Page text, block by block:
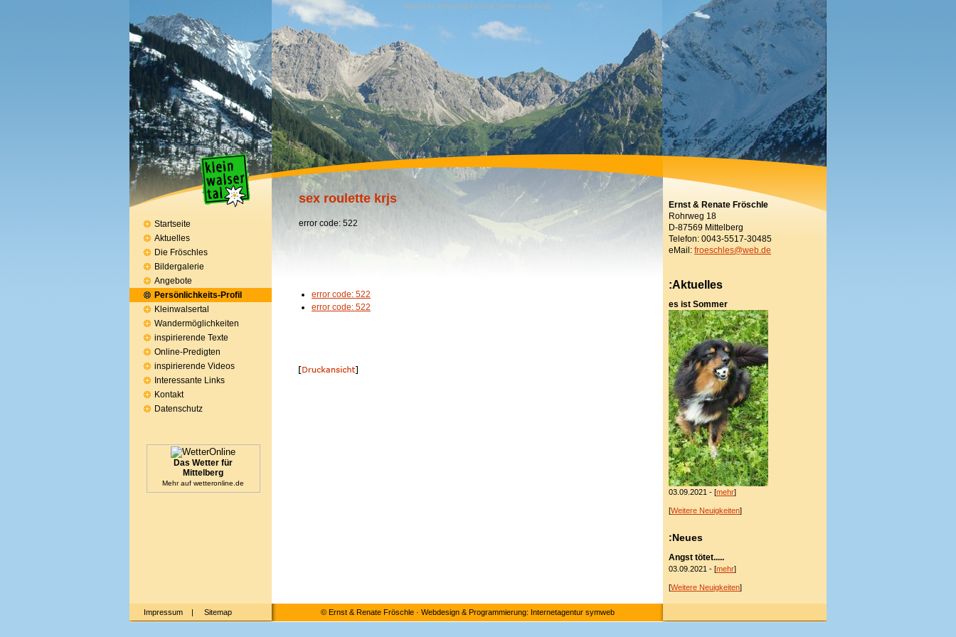
Wandern, Erholung für Leib,Seele und Geist,
sex roulette krjs
error code: 522
error code: 522
error code: 522
Startseite
Aktuelles
Die Fröschles
Bildergalerie
Angebote
Persönlichkeits-Profil
Kleinwalsertal
Wandermöglichkeiten
inspirierende Texte
Online-Predigten
inspirierende Videos
Interessante Links
Kontakt
Datenschutz
Das Wetter für
Mittelberg
Mehr auf wetteronline.de
Ernst & Renate Fröschle
Rohrweg 18
D-87569 Mittelberg
Telefon: 0043-5517-30485
eMail: froeschles@web.de
:Aktuelles
es ist Sommer
03.09.2021 - [mehr]
[Weitere Neuigkeiten]
:Neues
Angst tötet.....
03.09.2021 - [mehr]
[Weitere Neuigkeiten]
Impressum | Sitemap © Ernst & Renate Fröschle· Webdesign & Programmierung: Internetagentur symweb